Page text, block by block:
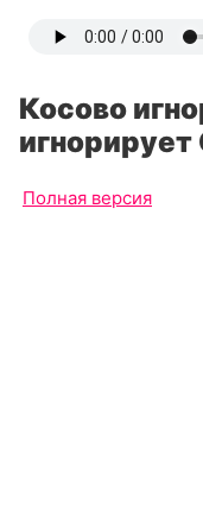
Косово
Полная версия